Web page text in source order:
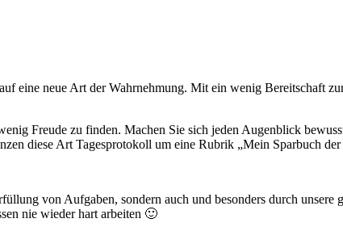
eine neue Art der Wahrnehmung. Mit ein wenig Bereitschaft
Freude zu finden. Machen Sie sich jeden Augenblick
diese Art Tagesprotokoll um eine Rubrik „Mein Sparbuch der
von Aufgaben, sondern auch und besonders durch unsere
nie wieder hart arbeiten 🙂